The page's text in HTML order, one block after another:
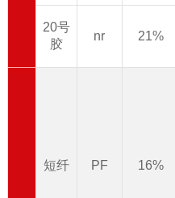
20号
胶
nr 21%
短纤 PF 16%